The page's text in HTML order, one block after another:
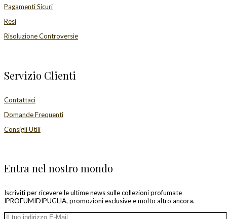
Pagamenti Sicuri
Resi
Risoluzione Controversie
Servizio Clienti
Contattaci
Domande Frequenti
Consigli Utili
Entra nel nostro mondo
Iscriviti per ricevere le ultime news sulle collezioni profumate
IPROFUMIDIPUGLIA, promozioni esclusive e molto altro ancora.